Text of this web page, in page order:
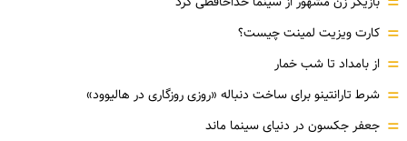
= کارت ویزیت لمینت چیست؟
= از بامداد تا شب خمار
= شرط تارانتینو برای ساخت دنباله «روزی روزگاری در هالیوود»
= جعفر جکسون در دنیای سینما ماند